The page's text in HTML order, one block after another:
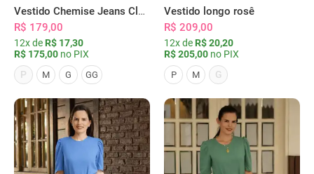
Vestido Chemise Jeans Clássica Serena
R$ 179,00
12x de R$ 17,30
R$ 175,00 no PIX
P
M G GG
Vestido longo rosê
R$ 209,00
12x de R$ 20,20
R$ 205,00 no PIX
P M G